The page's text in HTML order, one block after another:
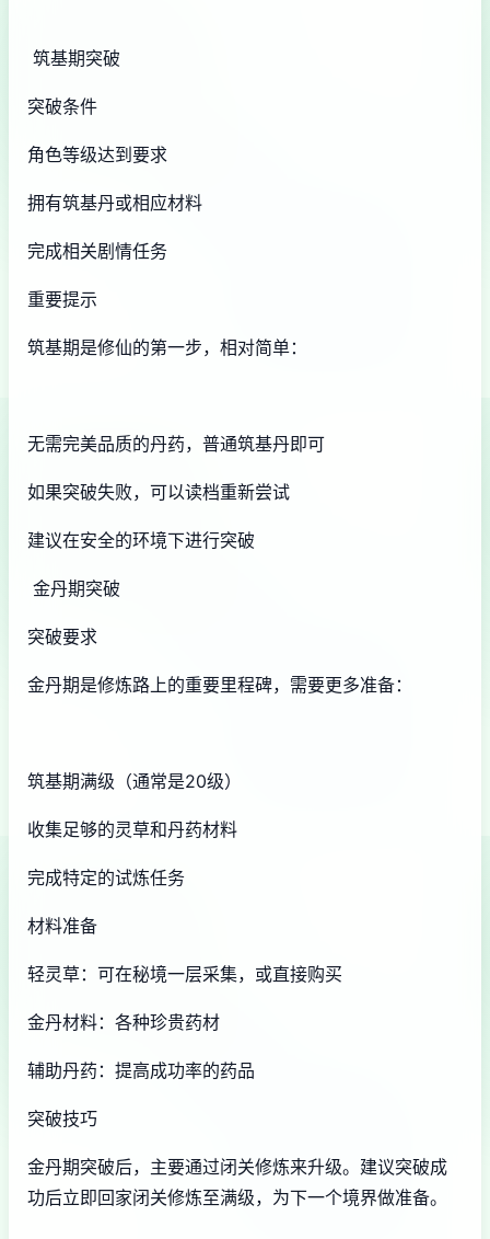
筑基期突破
突破条件
角色等级达到要求
拥有筑基丹或相应材料
完成相关剧情任务
重要提示
筑基期是修仙的第一步，相对简单：
无需完美品质的丹药，普通筑基丹即可
如果突破失败，可以读档重新尝试
建议在安全的环境下进行突破
金丹期突破
突破要求
金丹期是修炼路上的重要里程碑，需要更多准备：
筑基期满级（通常是20级）
收集足够的灵草和丹药材料
完成特定的试炼任务
材料准备
轻灵草：可在秘境一层采集，或直接购买
金丹材料：各种珍贵药材
辅助丹药：提高成功率的药品
突破技巧
金丹期突破后，主要通过闭关修炼来升级。建议突破成
功后立即回家闭关修炼至满级，为下一个境界做准备。